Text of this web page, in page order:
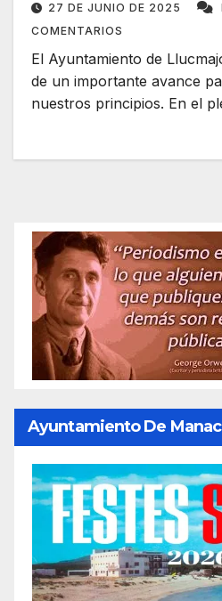
27 DE JUNIO DE 2025
COMENTARIOS
El Ayuntamiento de
de un importante avance
nuestros principios. En el
Ayuntamiento De